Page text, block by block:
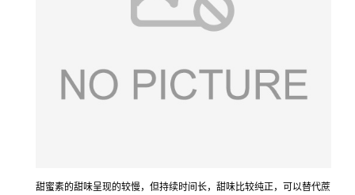
甜蜜素的甜味呈现的较慢，但持续时间长，甜味比较纯正，可以替代蔗